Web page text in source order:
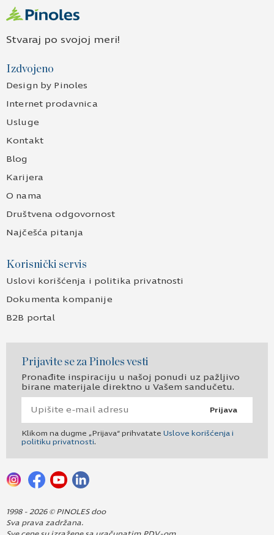
Stvaraj po svojoj meri!
Izdvojeno
Design by Pinoles
Internet prodavnica
Usluge
Kontakt
Blog
Karijera
O nama
Društvena odgovornost
Najčešća pitanja
Korisnički servis
Uslovi korišćenja i politika privatnosti
Dokumenta kompanije
B2B portal
Prijavite se za Pinoles vesti
Pronađite inspiraciju u našoj ponudi uz pažljivo
birane materijale direktno u Vašem sandučetu.
Prijava
Klikom na dugme „Prijava“ prihvatate Uslove korišćenja i
politiku privatnosti.
1998 - 2026 © PINOLES doo
Sva prava zadržana.